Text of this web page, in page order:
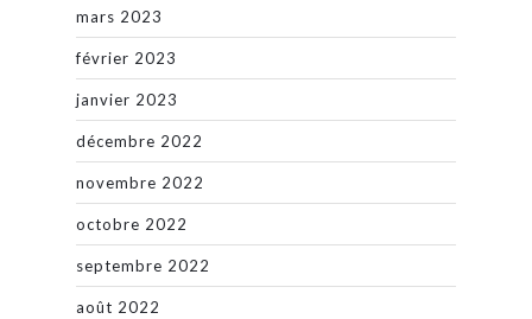
mars 2023
février 2023
janvier 2023
décembre 2022
novembre 2022
octobre 2022
septembre 2022
août 2022